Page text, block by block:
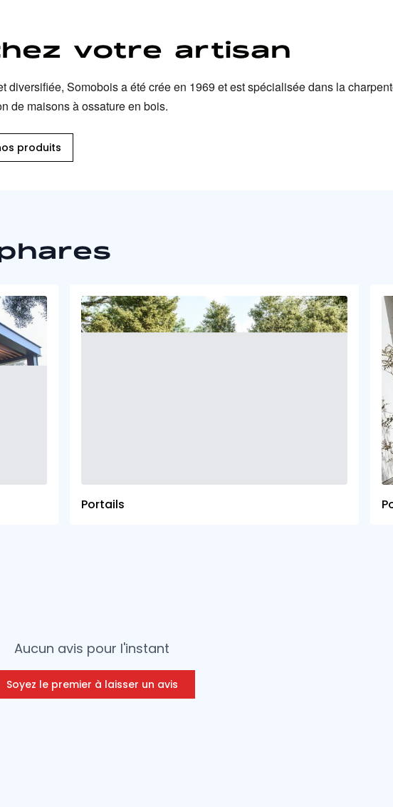
votre artisan
diversifiée, Somobois a été crée en 1969 et est spécialisée dans la
de maisons à ossature en bois.
produits
Portails
Aucun avis pour l'instant
Soyez le premier à laisser un avis